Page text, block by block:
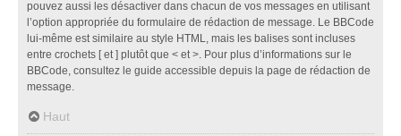
pouvez aussi les désactiver dans chacun de vos messages en utilisant
l’option appropriée du formulaire de rédaction de message. Le BBCode
lui-même est similaire au style HTML, mais les balises sont incluses
entre crochets [ et ] plutôt que < et >. Pour plus d’informations sur le
BBCode, consultez le guide accessible depuis la page de rédaction de
message.
Haut